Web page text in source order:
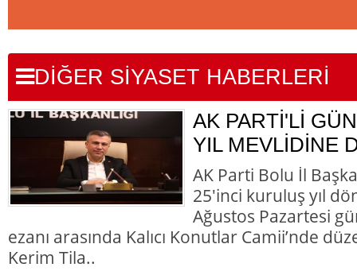
DİĞER SİYASET HABERLERİ
AK PARTİ'Lİ
YIL MEVLİDİNE
AK Parti Bolu İl
25'inci kuruluş yıl
Ağustos Pazartesi
ezanı arasında Kalıcı Konutlar Camii’nde
Kerim Tila..